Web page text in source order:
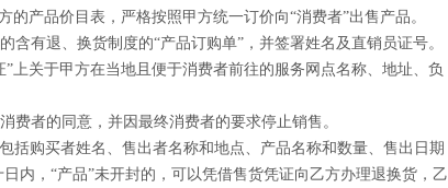
的产品价目表，严格按照甲方统一订价向“消费者”出售产品。
含有退、换货制度的“产品订购单”，并签署姓名及直销员证号。
上关于甲方在当地且便于消费者前往的服务网点名称、地址、负
费者的同意，并因最终消费者的要求停止销售。
括购买者姓名、售出者名称和地点、产品名称和数量、售出日期
内，“产品”未开封的，可以凭借售货凭证向乙方办理退换货，乙